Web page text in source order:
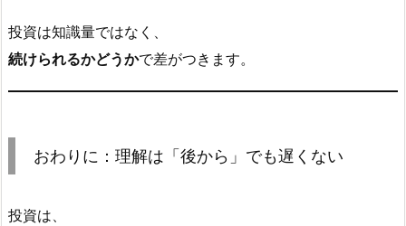
投資は知識量ではなく、
続けられるかどうかで差がつきます。
おわりに：理解は「後から」でも遅くない
投資は、